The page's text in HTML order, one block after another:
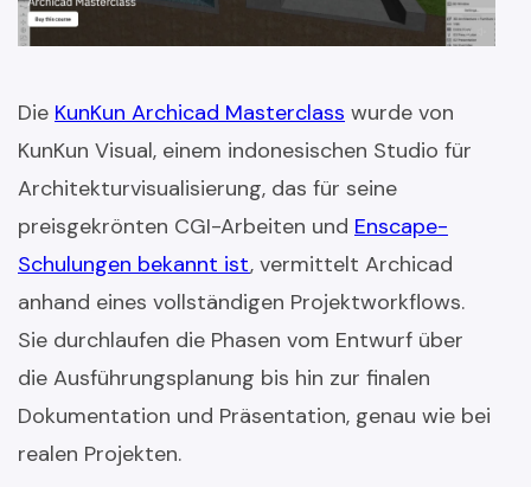
Die KunKun Archicad Masterclass wurde von
KunKun Visual, einem indonesischen Studio für
Architekturvisualisierung, das für seine
preisgekrönten CGI-Arbeiten und Enscape-
Schulungen bekannt ist, vermittelt Archicad
anhand eines vollständigen Projektworkflows.
Sie durchlaufen die Phasen vom Entwurf über
die Ausführungsplanung bis hin zur finalen
Dokumentation und Präsentation, genau wie bei
realen Projekten.